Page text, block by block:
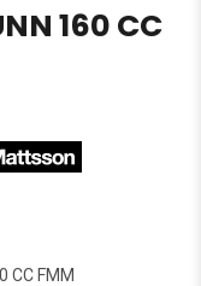
160 CC
CC FMM